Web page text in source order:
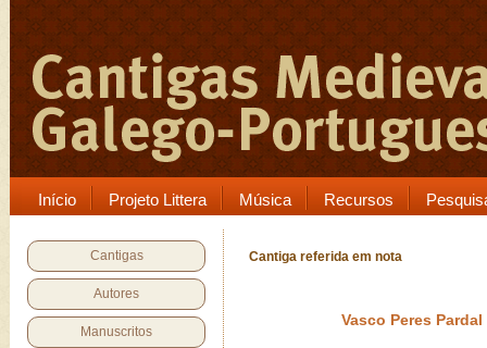
Início Projeto Littera Música Recursos
Cantigas
Autores
Manuscritos
Cantiga referida em nota
Vasco Peres Pardal